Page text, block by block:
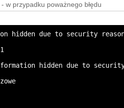
w przypadku poważnego błędu
hidden due to security
hidden due to